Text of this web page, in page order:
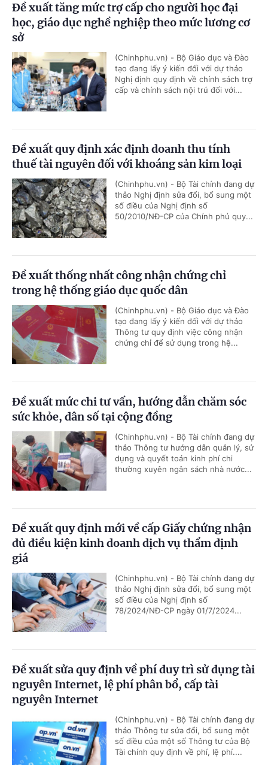
Đề xuất tăng mức trợ cấp cho người học đại
học, giáo dục nghề nghiệp theo mức lương cơ
sở
(Chinhphu.vn) - Bộ Giáo dục và Đào
tạo đang lấy ý kiến đối với dự thảo
Nghị định quy định về chính sách trợ
cấp và chính sách nội trú đối với...
Đề xuất quy định xác định doanh thu tính
thuế tài nguyên đối với khoáng sản kim loại
(Chinhphu.vn) - Bộ Tài chính đang dự
thảo Nghị định sửa đổi, bổ sung một
số điều của Nghị định số
50/2010/NĐ-CP của Chính phủ quy...
Đề xuất thống nhất công nhận chứng chỉ
trong hệ thống giáo dục quốc dân
(Chinhphu.vn) - Bộ Giáo dục và Đào
tạo đang lấy ý kiến đối với dự thảo
Thông tư quy định việc công nhận
chứng chỉ để sử dụng trong hệ...
Đề xuất mức chi tư vấn, hướng dẫn chăm sóc
sức khỏe, dân số tại cộng đồng
(Chinhphu.vn) - Bộ Tài chính đang dự
thảo Thông tư hướng dẫn quản lý, sử
dụng và quyết toán kinh phí chi
thường xuyên ngân sách nhà nước...
Đề xuất quy định mới về cấp Giấy chứng nhận
đủ điều kiện kinh doanh dịch vụ thẩm định
giá
(Chinhphu.vn) - Bộ Tài chính đang dự
thảo Nghị định sửa đổi, bổ sung một
số điều của Nghị định số
78/2024/NĐ-CP ngày 01/7/2024...
Đề xuất sửa quy định về phí duy trì sử dụng tài
nguyên Internet, lệ phí phân bổ, cấp tài
nguyên Internet
(Chinhphu.vn) - Bộ Tài chính đang dự
thảo Thông tư sửa đổi, bổ sung một
số điều của một số Thông tư của Bộ
Tài chính quy định về phí, lệ phí....